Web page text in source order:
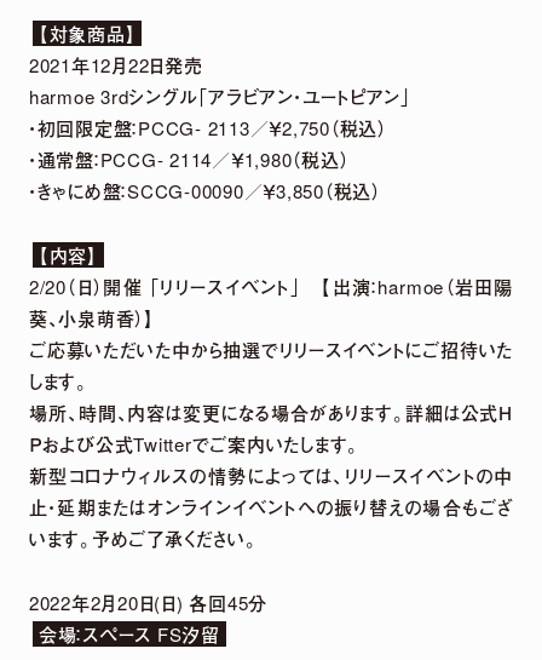
2026.07.
5th Anniversary LIVE「harmoe Ranking!!」
＆ canvas session 〜5th Anniversary
Special〜 グッズ事後通販 決定！
2026. 07. 29
「harmoe」×「HMV」 5周年記念POP UP
SHOPグッズ事後通販 決定！
2026.07.22
【対象商品】
2021年12月22日発売
harmoe 3rdシングル「アラビアン・ユートピアン」
・初回限定盤：PCCG- 2113／￥2,750（税込）
・通常盤：PCCG- 2114／￥1,980（税込）
・きゃにめ盤：SCCG-00090／￥3,850（税込）
【内容】
2/20（日）開催 「リリースイベント」 【出演：harmoe（岩田陽
葵、小泉萌香）】
ご応募いただいた中から抽選でリリースイベントにご招待いた
します。
場所、時間、内容は変更になる場合があります。詳細は公式Ｈ
Ｐおよび公式Twitterでご案内いたします。
新型コロナウィルスの情勢によっては、リリースイベントの中
止・延期またはオンラインイベントへの振り替えの場合もござ
います。予めご了承ください。
2022年2月20日(日) 各回45分
会場：スペース FS汐留